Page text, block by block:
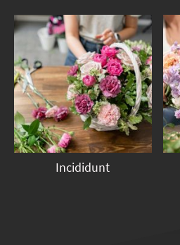
Incididunt